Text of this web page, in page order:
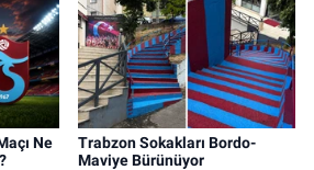
Ne
Trabzon Sokakları Bordo-
Maviye Bürünüyor